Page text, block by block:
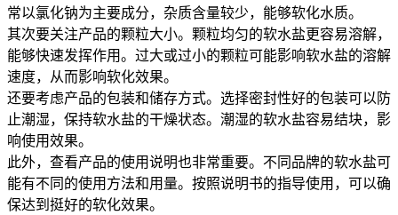
常以氯化钠为主要成分，杂质含量较少，能够软化水质。
其次要关注产品的颗粒大小。颗粒均匀的软水盐更容易溶解，
能够快速发挥作用。过大或过小的颗粒可能影响软水盐的溶解
速度，从而影响软化效果。
还要考虑产品的包装和储存方式。选择密封性好的包装可以防
止潮湿，保持软水盐的干燥状态。潮湿的软水盐容易结块，影
响使用效果。
此外，查看产品的使用说明也非常重要。不同品牌的软水盐可
能有不同的使用方法和用量。按照说明书的指导使用，可以确
保达到挺好的软化效果。